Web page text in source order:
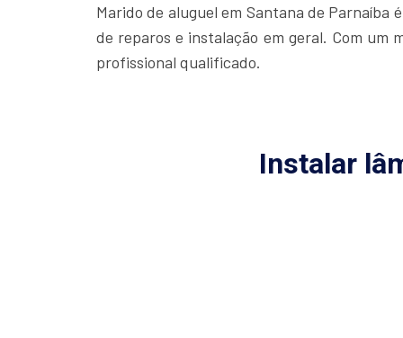
Marido de aluguel em Santana de
de reparos e instalação em geral. Com um
profissional qualificado.
Instalar